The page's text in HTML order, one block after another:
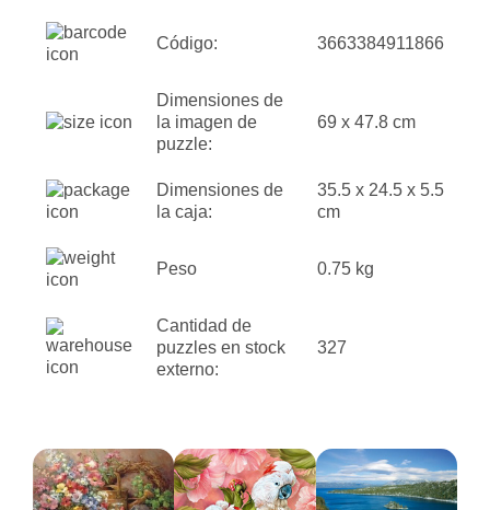
Código: 3663384911866
Dimensiones de
la imagen de
puzzle:
69 x 47.8 cm
Dimensiones de
la caja:
35.5 x 24.5 x 5.5
cm
Peso 0.75 kg
Cantidad de
puzzles en stock
externo:
327